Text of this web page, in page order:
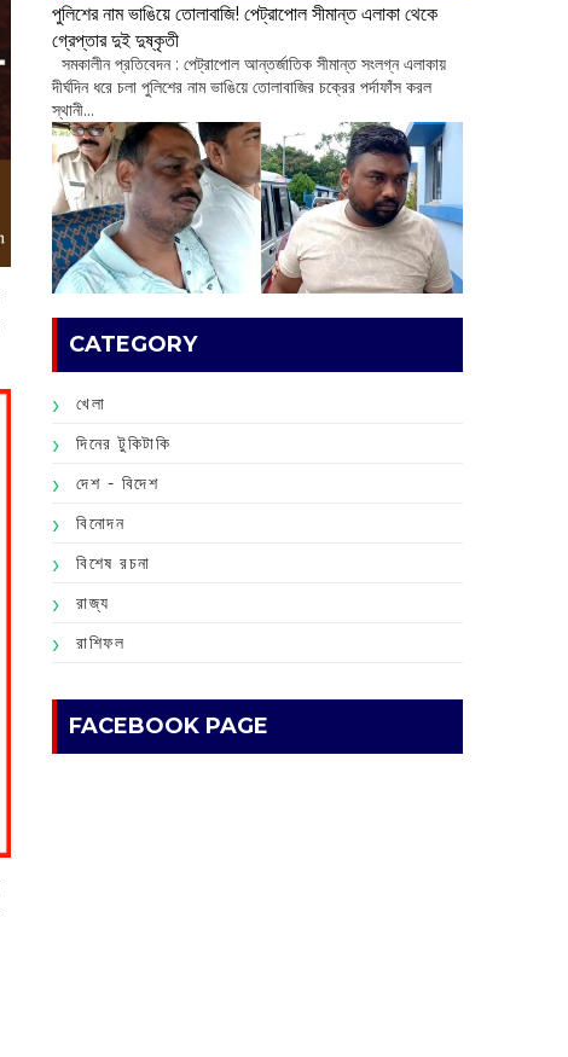
পুলিশের নাম ভাঙিয়ে তোলাবাজি! পেট্রাপোল সীমান্ত এলাকা থেকে
গ্রেপ্তার দুই দুষ্কৃতী
সমকালীন প্রতিবেদন : পেট্রাপোল আন্তর্জাতিক সীমান্ত সংলগ্ন এলাকায়
দীর্ঘদিন ধরে চলা পুলিশের নাম ভাঙিয়ে তোলাবাজির চক্রের পর্দাফাঁস করল
স্থানী...
CATEGORY
খেলা
দিনের টুকিটাকি
দেশ - বিদেশ
বিনোদন
বিশেষ রচনা
রাজ্য
রাশিফল
FACEBOOK PAGE